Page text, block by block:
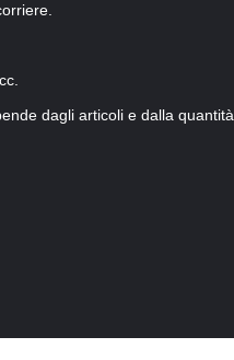
dagli articoli e dalla quantità